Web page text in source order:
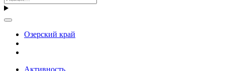
Озерский край
Активность